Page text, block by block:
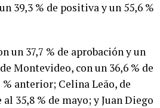
39,3 % de positiva y un 55,6 %
un 37,7 % de aprobación y un
Montevideo, con un 36,6 % de
anterior; Celina Leão, de
35,8 % de mayo; y Juan Diego